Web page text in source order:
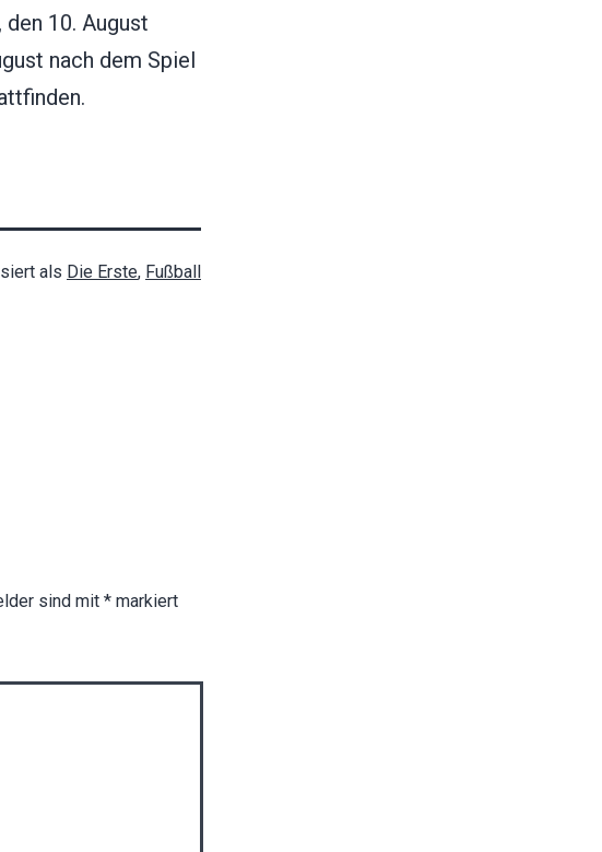
10. August
nach dem Spiel
als Die Erste, Fußball
sind mit * markiert